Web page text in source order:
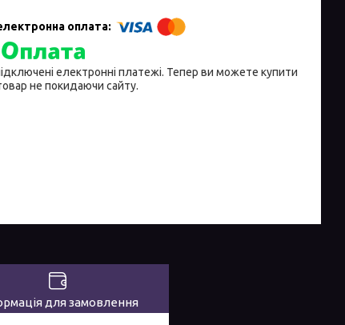
електронні платежі. Тепер ви можете купити
не покидаючи сайту.
для замовлення